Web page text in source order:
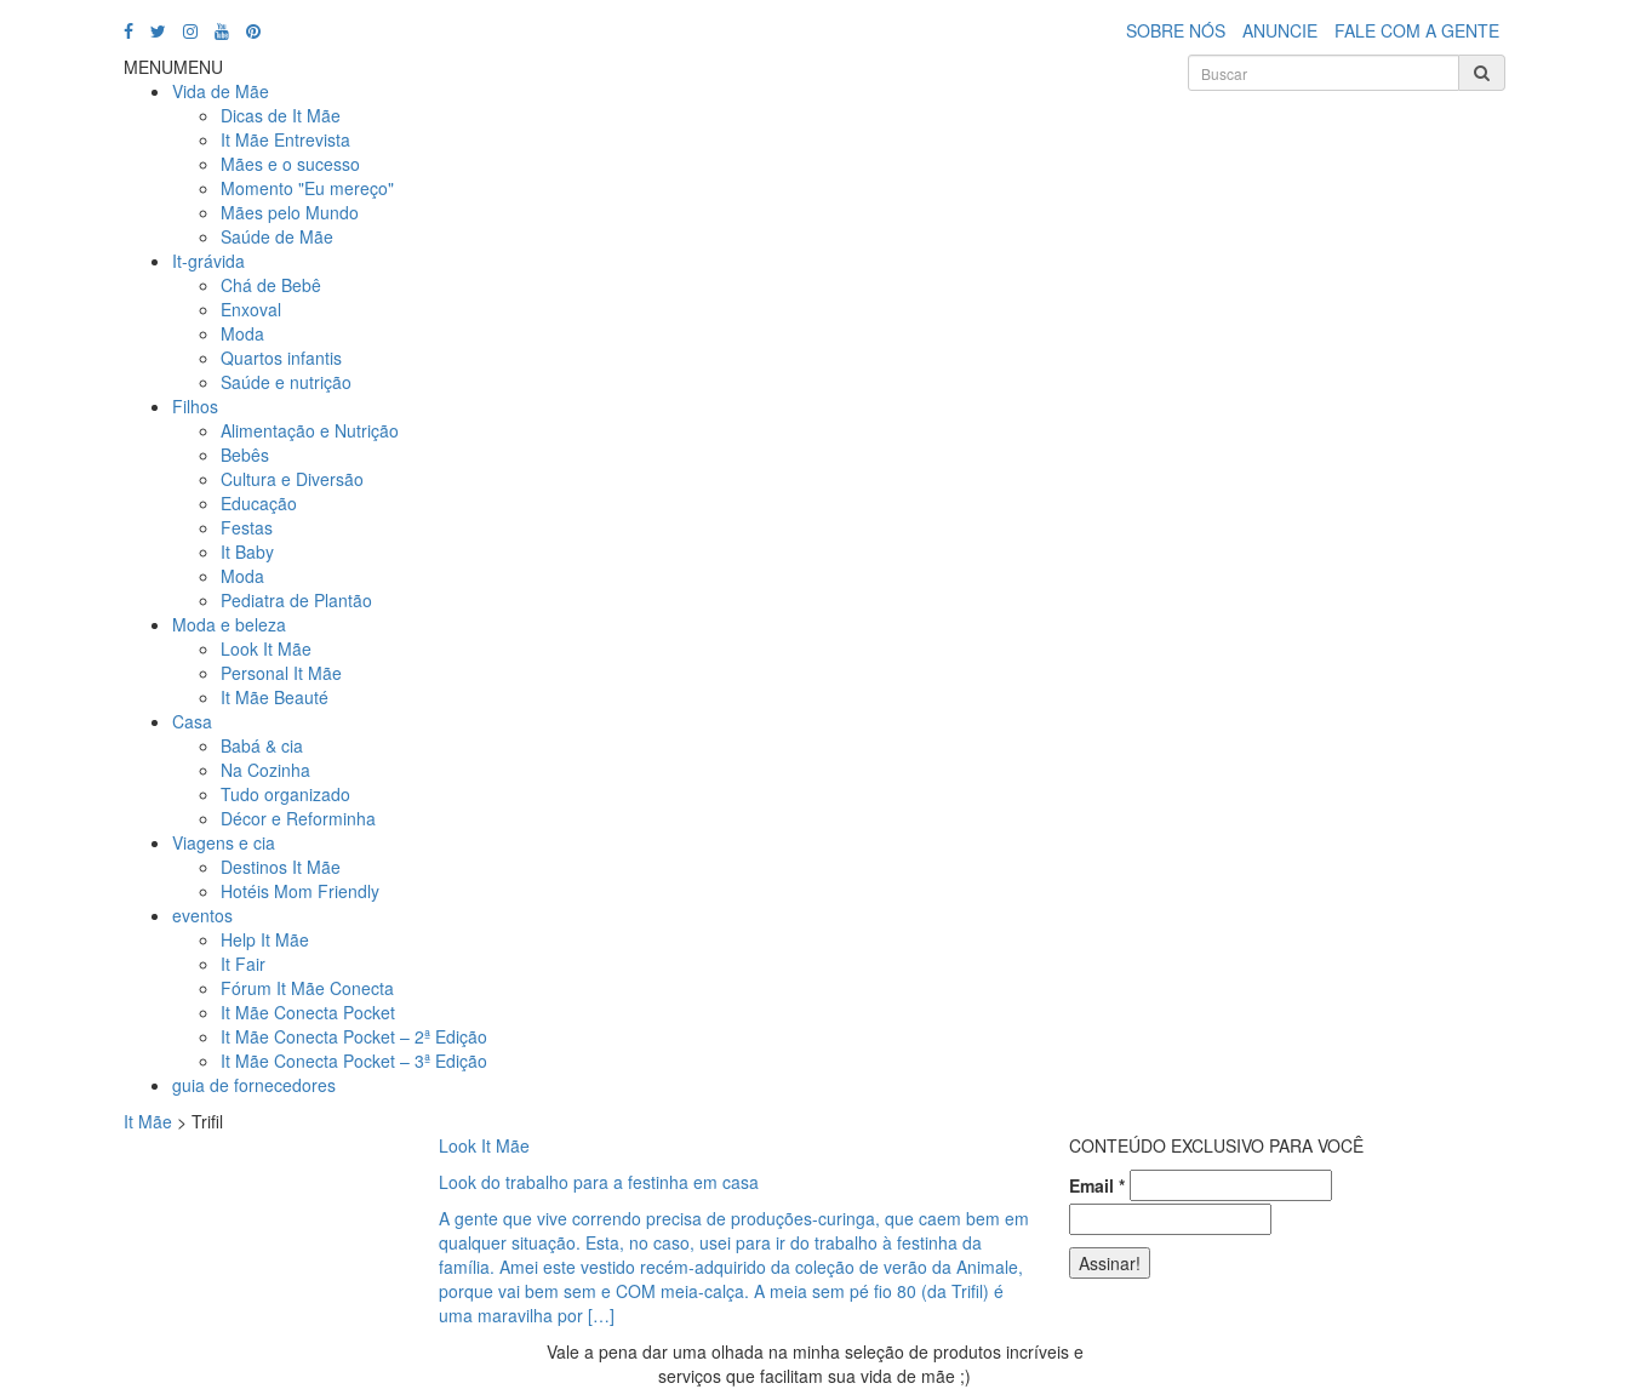
SOBRE NÓS ANUNCIE
FALE COM A GENTE
MENUMENU
Vida de Mãe
Dicas de It Mãe
It Mãe Entrevista
Mães e o sucesso
Momento "Eu mereço"
Mães pelo Mundo
Saúde de Mãe
It-grávida
Chá de Bebê
Enxoval
Moda
Quartos infantis
Saúde e nutrição
Filhos
Alimentação e Nutrição
Bebês
Cultura e Diversão
Educação
Festas
It Baby
Moda
Pediatra de Plantão
Moda e beleza
Look It Mãe
Personal It Mãe
It Mãe Beauté
Casa
Babá & cia
Na Cozinha
Tudo organizado
Décor e Reforminha
Viagens e cia
Destinos It Mãe
Hotéis Mom Friendly
eventos
Help It Mãe
It Fair
Fórum It Mãe Conecta
It Mãe Conecta Pocket
It Mãe Conecta Pocket – 2ª Edição
It Mãe Conecta Pocket – 3ª Edição
guia de fornecedores
It Mãe > Trifil
Look It Mãe
Look do trabalho para a festinha em casa
A gente que vive correndo precisa de produções-curinga, que caem bem em
qualquer situação. Esta, no caso, usei para ir do trabalho à festinha da
família. Amei este vestido recém-adquirido da coleção de verão da Animale,
porque vai bem sem e COM meia-calça. A meia sem pé fio 80 (da Trifil) é
uma maravilha por […]
CONTEÚDO EXCLUSIVO PARA VOCÊ
Email *
Vale a pena dar uma olhada na minha seleção de produtos incríveis e
serviços que facilitam sua vida de mãe ;)